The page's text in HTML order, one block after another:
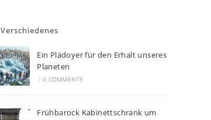
Verschiedenes
Ein Plädoyer für den Erhalt unseres
Planeten
/ 0 COMMENTS
Frühbarock Kabinettschrank um